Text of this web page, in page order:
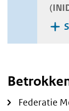
Federatie